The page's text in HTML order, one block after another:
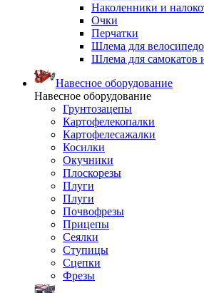
Наколенники и
Очки
Перчатки
Шлема для
Шлема для самокатов
Навесное оборудование
Навесное оборудование
Грунтозацепы
Картофелекопалки
Картофелесажалки
Косилки
Окучники
Плоскорезы
Плуги
Плуги
Почвофрезы
Прицепы
Сеялки
Ступицы
Сцепки
Фрезы